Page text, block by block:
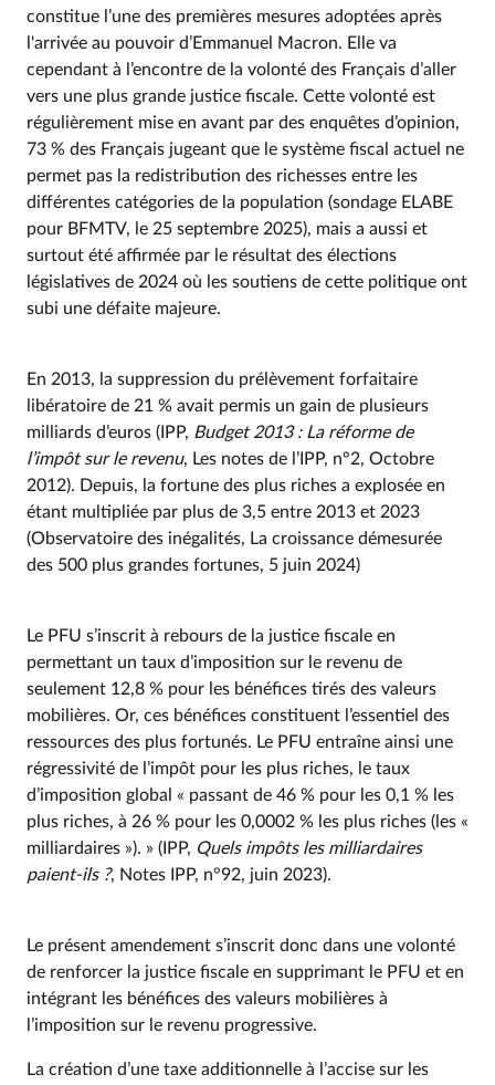
constitue l’une des premières mesures adoptées après
l'arrivée au pouvoir d’Emmanuel Macron. Elle va
cependant à l’encontre de la volonté des Français d’aller
vers une plus grande justice fiscale. Cette volonté est
régulièrement mise en avant par des enquêtes d’opinion,
73 % des Français jugeant que le système fiscal actuel ne
permet pas la redistribution des richesses entre les
différentes catégories de la population (sondage ELABE
pour BFMTV, le 25 septembre 2025), mais a aussi et
surtout été affirmée par le résultat des élections
législatives de 2024 où les soutiens de cette politique ont
subi une défaite majeure.
En 2013, la suppression du prélèvement forfaitaire
libératoire de 21 % avait permis un gain de plusieurs
milliards d’euros (IPP, Budget 2013 : La réforme de
l’impôt sur le revenu, Les notes de l’IPP, n°2, Octobre
2012). Depuis, la fortune des plus riches a explosée en
étant multipliée par plus de 3,5 entre 2013 et 2023
(Observatoire des inégalités, La croissance démesurée
des 500 plus grandes fortunes, 5 juin 2024)
Le PFU s’inscrit à rebours de la justice fiscale en
permettant un taux d’imposition sur le revenu de
seulement 12,8 % pour les bénéfices tirés des valeurs
mobilières. Or, ces bénéfices constituent l’essentiel des
ressources des plus fortunés. Le PFU entraîne ainsi une
régressivité de l’impôt pour les plus riches, le taux
d’imposition global « passant de 46 % pour les 0,1 % les
plus riches, à 26 % pour les 0,0002 % les plus riches (les «
milliardaires »). » (IPP, Quels impôts les milliardaires
paient-ils ?, Notes IPP, n°92, juin 2023).
Le présent amendement s’inscrit donc dans une volonté
de renforcer la justice fiscale en supprimant le PFU et en
intégrant les bénéfices des valeurs mobilières à
l’imposition sur le revenu progressive.
La création d’une taxe additionnelle à l’accise sur les